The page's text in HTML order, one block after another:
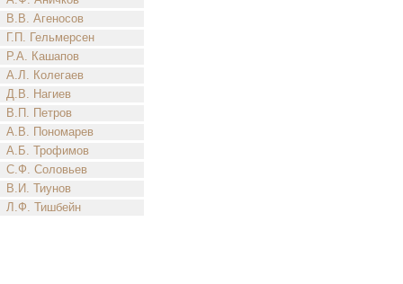
В.В. Агеносов
Г.П. Гельмерсен
Р.А. Кашапов
А.Л. Колегаев
Д.В. Нагиев
В.П. Петров
А.В. Пономарев
А.Б. Трофимов
С.Ф. Соловьев
В.И. Тиунов
Л.Ф. Тишбейн